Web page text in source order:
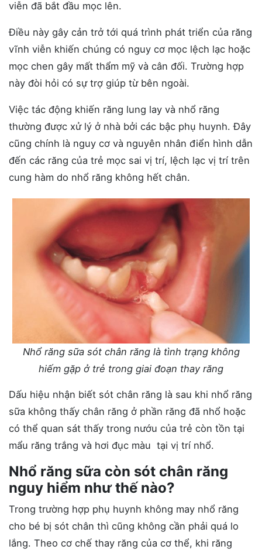
viễn đã bắt đầu mọc lên.
Điều này gây cản trở tới quá trình phát triển của răng
vĩnh viễn khiến chúng có nguy cơ mọc lệch lạc hoặc
mọc chen gây mất thẩm mỹ và cân đối. Trường hợp
này đòi hỏi có sự trợ giúp từ bên ngoài.
Việc tác động khiến răng lung lay và nhổ răng
thường được xử lý ở nhà bởi các bậc phụ huynh. Đây
cũng chính là nguy cơ và nguyên nhân điển hình dẫn
đến các răng của trẻ mọc sai vị trí, lệch lạc vị trí trên
cung hàm do nhổ răng không hết chân.
Nhổ răng sữa sót chân răng là tình trạng không
hiếm gặp ở trẻ trong giai đoạn thay răng
Dấu hiệu nhận biết sót chân răng là sau khi nhổ răng
sữa không thấy chân răng ở phần răng đã nhổ hoặc
có thể quan sát thấy trong nướu của trẻ còn tồn tại
mẩu răng trắng và hơi đục màu tại vị trí nhổ.
Nhổ răng sữa còn sót chân răng
nguy hiểm như thế nào?
Trong trường hợp phụ huynh không may nhổ răng
cho bé bị sót chân thì cũng không cần phải quá lo
lắng. Theo cơ chế thay răng của cơ thể, khi răng